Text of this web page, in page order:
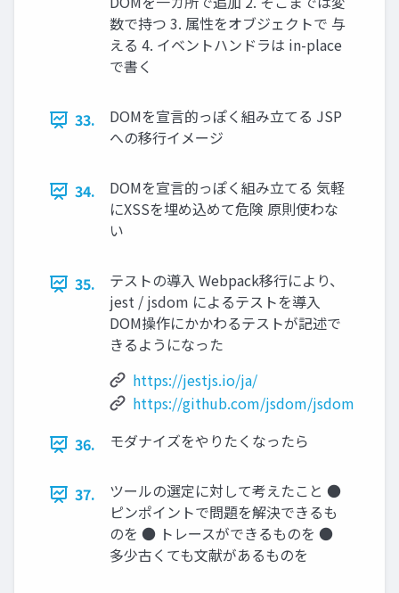
数で持つ 3. 属性をオブジェクトで 与
える 4. イベントハンドラは in-place
で書く
33.
DOMを宣言的っぽく組み立てる JSP
への移行イメージ
34.
DOMを宣言的っぽく組み立てる 気軽
にXSSを埋め込めて危険 原則使わな
い
35.
テストの導入 Webpack移行により、
jest / jsdom によるテストを導入
DOM操作にかかわるテストが記述で
きるようになった
https://jestjs.io/ja/
https://github.com/jsdom/jsdom
36.
モダナイズをやりたくなったら
37.
ツールの選定に対して考えたこと ●
ピンポイントで問題を解決できるも
のを ● トレースができるものを ●
多少古くても文献があるものを